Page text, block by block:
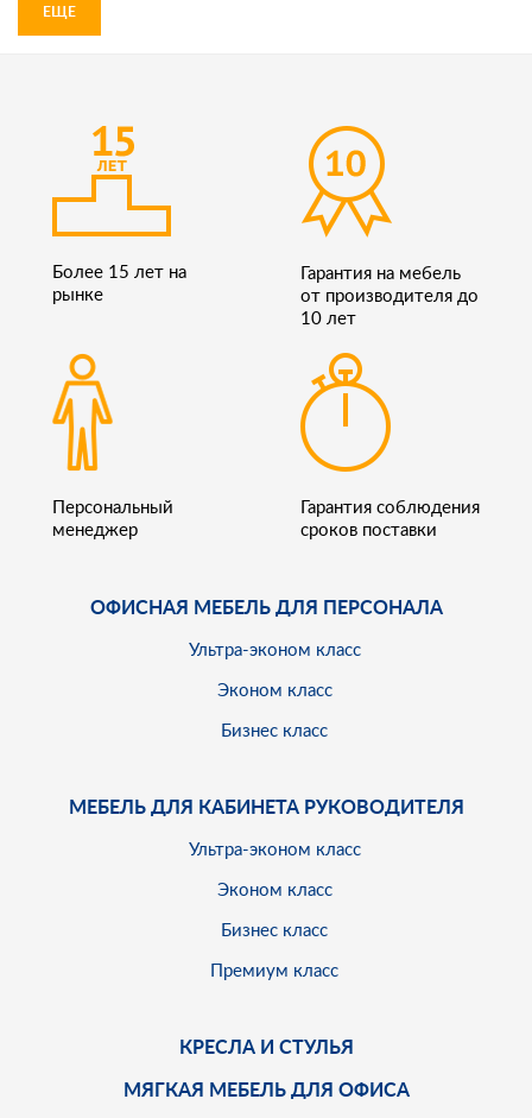
ЕЩЕ
Более 15 лет на
рынке
Гарантия на мебель
от производителя до
10 лет
Персональный
менеджер
Гарантия соблюдения
сроков поставки
ОФИСНАЯ МЕБЕЛЬ ДЛЯ ПЕРСОНАЛА
Ультра-эконом класс
Эконом класс
Бизнес класс
МЕБЕЛЬ ДЛЯ КАБИНЕТА РУКОВОДИТЕЛЯ
Ультра-эконом класс
Эконом класс
Бизнес класс
Премиум класс
КРЕСЛА И СТУЛЬЯ
МЯГКАЯ МЕБЕЛЬ ДЛЯ ОФИСА